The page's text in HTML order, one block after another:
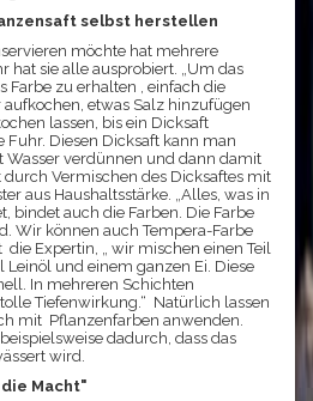
selbst herstellen
möchte hat mehrere
hat sie alle ausprobiert. „Um das
Farbe zu erhalten , einfach die
etwas Salz hinzufügen
lassen, bis ein Dicksaft
Fuhr. Diesen Dicksaft kann man
verdünnen und dann damit
Vermischen des Dicksaftes mit
aus Haushaltsstärke. „Alles, was in
bindet auch die Farben. Die Farbe
Wir können auch Tempera-Farbe
Expertin, „ wir mischen einen Teil
Leinöl und einem ganzen Ei. Diese
In mehreren Schichten
Tiefenwirkung.“ Natürlich lassen
mit Pflanzenfarben anwenden.
dadurch, dass das
wird.
Macht"